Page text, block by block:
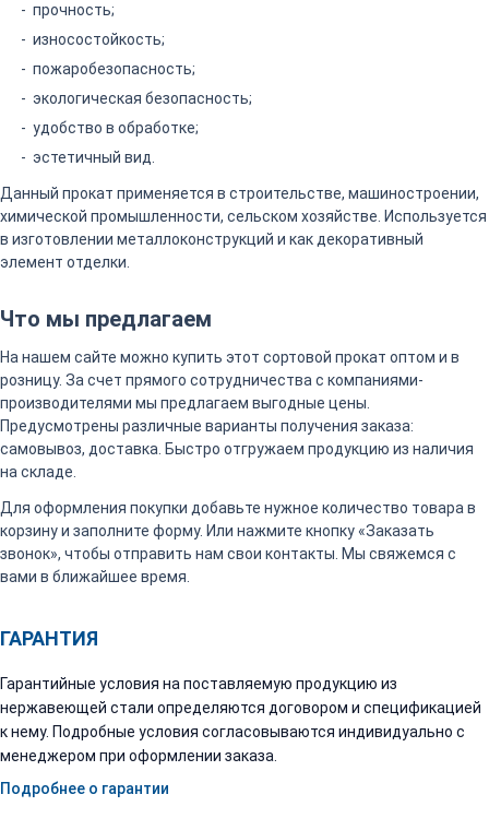
прочность;
износостойкость;
пожаробезопасность;
экологическая безопасность;
удобство в обработке;
эстетичный вид.
Данный прокат применяется в строительстве, машиностроении,
химической промышленности, сельском хозяйстве. Используется
в изготовлении металлоконструкций и как декоративный
элемент отделки.
Что мы предлагаем
На нашем сайте можно купить этот сортовой прокат оптом и в
розницу. За счет прямого сотрудничества с компаниями-
производителями мы предлагаем выгодные цены.
Предусмотрены различные варианты получения заказа:
самовывоз, доставка. Быстро отгружаем продукцию из наличия
на складе.
Для оформления покупки добавьте нужное количество товара в
корзину и заполните форму. Или нажмите кнопку «Заказать
звонок», чтобы отправить нам свои контакты. Мы свяжемся с
вами в ближайшее время.
ГАРАНТИЯ
Гарантийные условия на поставляемую продукцию из
нержавеющей стали определяются договором и спецификацией
к нему. Подробные условия согласовываются индивидуально с
менеджером при оформлении заказа.
Подробнее о гарантии